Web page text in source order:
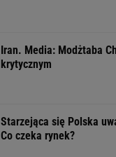
Iran. Media: Modżtaba
krytycznym
Starzejąca się Polska
Co czeka rynek?